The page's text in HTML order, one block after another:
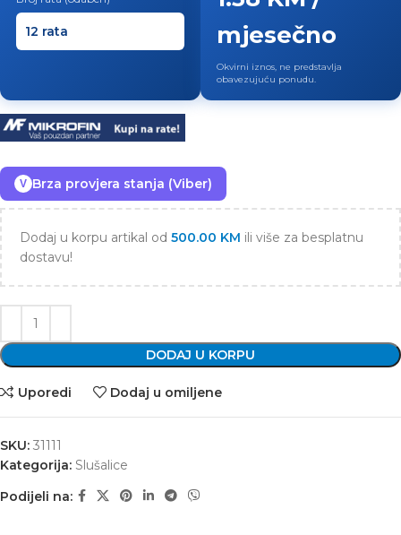
mjesečno
Okvirni iznos, ne predstavlja
obavezujuću ponudu.
V Brza provjera stanja (Viber)
Dodaj u korpu artikal od 500.00 KM ili više za besplatnu
dostavu!
DODAJ U KORPU
Uporedi Dodaj u omiljene
SKU: 31111
Kategorija: Slušalice
Podijeli na: